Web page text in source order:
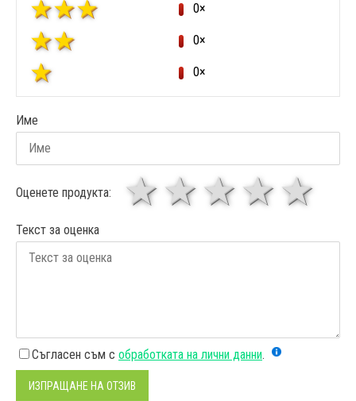
0×
0×
0×
Име
Оценете продукта: 4
3
звезди
1 звезда
Текст за оценка
Съгласен съм с обработката на лични данни.
ИЗПРАЩАНЕ НА ОТЗИВ